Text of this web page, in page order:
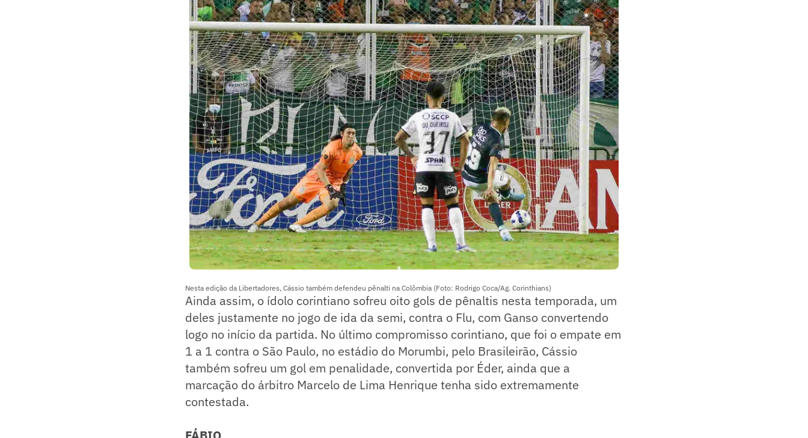
Nesta edição da Libertadores, Cássio também defendeu pênalti na Colômbia (Foto: Rodrigo Coca/Ag. Corinthians)
Ainda assim, o ídolo corintiano sofreu oito gols de pênaltis nesta temporada, um
deles justamente no jogo de ida da semi, contra o Flu, com Ganso convertendo
logo no início da partida. No último compromisso corintiano, que foi o empate em
1 a 1 contra o São Paulo, no estádio do Morumbi, pelo Brasileirão, Cássio
também sofreu um gol em penalidade, convertida por Éder, ainda que a
marcação do árbitro Marcelo de Lima Henrique tenha sido extremamente
contestada.